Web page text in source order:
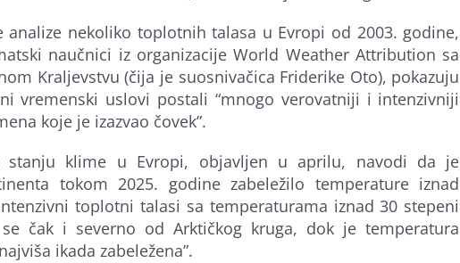
analize nekoliko toplotnih talasa u Evropi od 2003. godine,
naučnici iz organizacije World Weather Attribution sa
Kraljevstvu (čija je suosnivačica Friderike Oto), pokazuju
vremenski uslovi postali “mnogo verovatniji i intenzivniji
koje je izazvao čovek”.
stanju klime u Evropi, objavljen u aprilu, navodi da je
tokom 2025. godine zabeležilo temperature iznad
toplotni talasi sa temperaturama iznad 30 stepeni
čak i severno od Arktičkog kruga, dok je temperatura
ikada zabeležena”.